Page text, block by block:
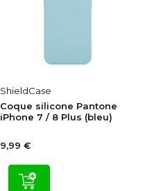
ShieldCase
Coque silicone Pantone
iPhone 7 / 8 Plus (bleu)
9,99 €